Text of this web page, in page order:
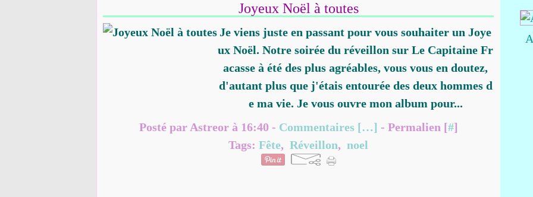
Joyeux Noël à toutes
Je viens juste en passant pour vous souhaiter un Joye
ux Noël. Notre soirée du réveillon sur Le Capitaine Fr
acasse à été des plus agréables, vous vous en doutez,
d'autant plus que j'étais entourée des deux hommes d
e ma vie. Je vous ouvre mon album pour...
Posté par Astreor à 16:40 - Commentaires […] - Permalien [#]
Tags: Fête, Réveillon, noel